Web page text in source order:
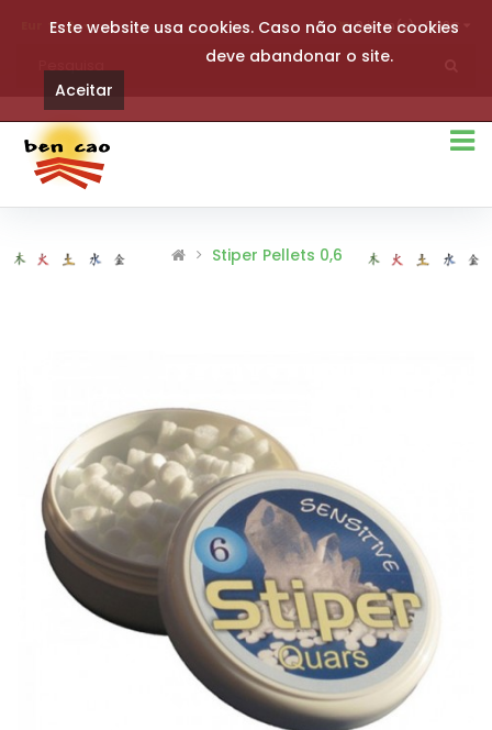
0 item(s)- 0,00€
Stiper Pellets 0,6
Este website usa cookies. Caso não aceite cookies
deve abandonar o site.
Aceitar